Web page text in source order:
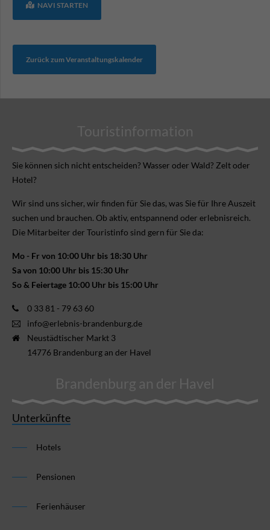
NAVI STARTEN
Zurück zum Veranstaltungskalender
Touristinformation
Sie können sich nicht ent­scheiden? Wasser oder Wald? Zelt oder
Hotel?
Wir sind uns sicher, wir finden für Sie das, was Sie für Ihre Aus­zeit
suchen und brauchen. Ob aktiv, ent­spannend oder erlebnis­reich.
Die Mitarbeiter der Touristinfo sind gern für Sie da:
Mo - Fr von 10:00 Uhr bis 18:30 Uhr
Sa von 10:00 Uhr bis 15:30 Uhr
So & Feiertage 10:00 Uhr bis 15:00 Uhr
0 33 81 - 79 63 60
info@erlebnis-brandenburg.de
Neustädtischer Markt 3
14776 Brandenburg an der Havel
Brandenburg an der Havel
Unterkünfte
Hotels
Pensionen
Ferienhäuser